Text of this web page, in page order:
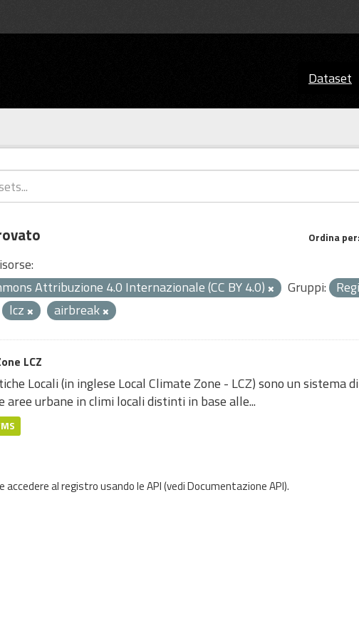
Dataset
Ordina per
Attribuzione 4.0 Internazionale (CC BY 4.0)
Gruppi:
lcz airbreak
LCZ
Locali (in inglese Local Climate Zone - LCZ) sono un sistema
aree urbane in climi locali distinti in base alle...
accedere al registro usando leAPI(vediDocumentazione API).